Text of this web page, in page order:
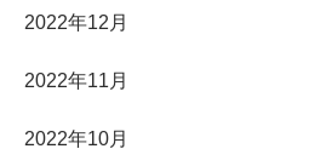
2022年12月
2022年11月
2022年10月